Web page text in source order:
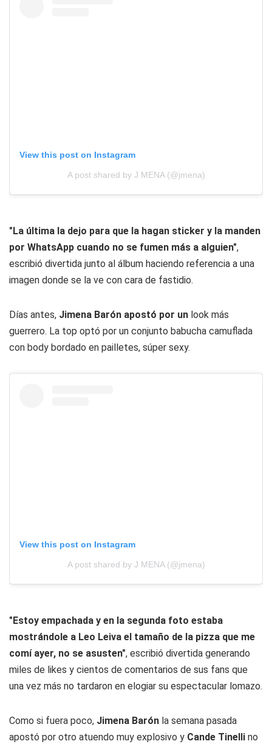
View this post on Instagram
A post shared by J MENA (@jmena)
"La última la dejo para que la hagan sticker y la manden
por WhatsApp cuando no se fumen más a alguien",
escribió divertida junto al álbum haciendo referencia a una
imagen donde se la ve con cara de fastidio.
Días antes, Jimena Barón apostó por un look más
guerrero. La top optó por un conjunto babucha camuflada
con body bordado en pailletes, súper sexy.
View this post on Instagram
A post shared by J MENA (@jmena)
"Estoy empachada y en la segunda foto estaba
mostrándole a Leo Leiva el tamaño de la pizza que me
comí ayer, no se asusten", escribió divertida generando
miles de likes y cientos de comentarios de sus fans que
una vez más no tardaron en elogiar su espectacular lomazo.
Como si fuera poco, Jimena Barón la semana pasada
apostó por otro atuendo muy explosivo y Cande Tinelli no